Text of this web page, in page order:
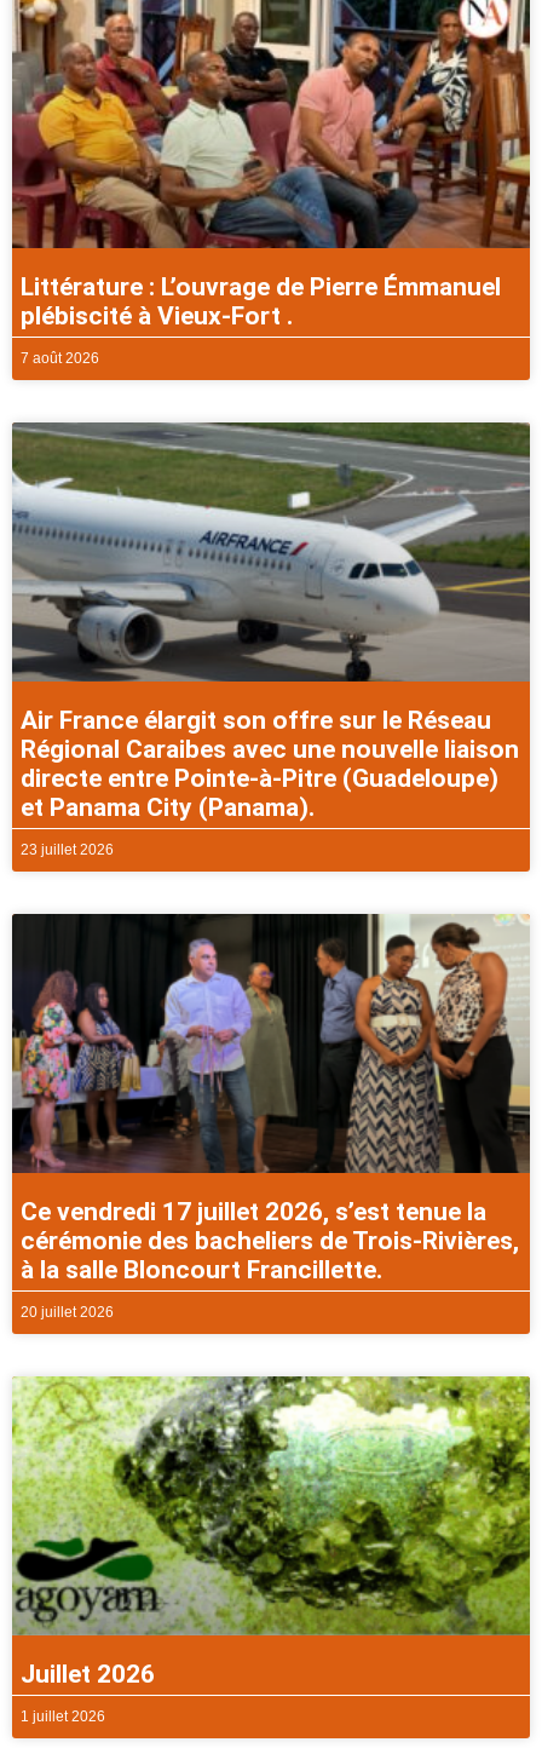
Littérature : L’ouvrage de Pierre Émmanuel
plébiscité à Vieux-Fort .
7 août 2026
Air France élargit son offre sur le Réseau
Régional Caraibes avec une nouvelle liaison
directe entre Pointe-à-Pitre (Guadeloupe)
et Panama City (Panama).
23 juillet 2026
Ce vendredi 17 juillet 2026, s’est tenue la
cérémonie des bacheliers de Trois-Rivières,
à la salle Bloncourt Francillette.
20 juillet 2026
Juillet 2026
1 juillet 2026